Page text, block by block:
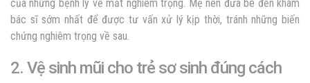
của những bệnh lý về mắt nghiêm trọng. Mẹ nên đưa bé đến khám
bác sĩ sớm nhất để được tư vấn xử lý kịp thời, tránh những biến
chứng nghiêm trọng về sau.
2. Vệ sinh mũi cho trẻ sơ sinh đúng cách